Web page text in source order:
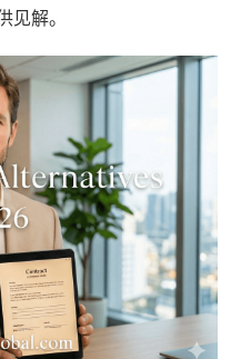
解。